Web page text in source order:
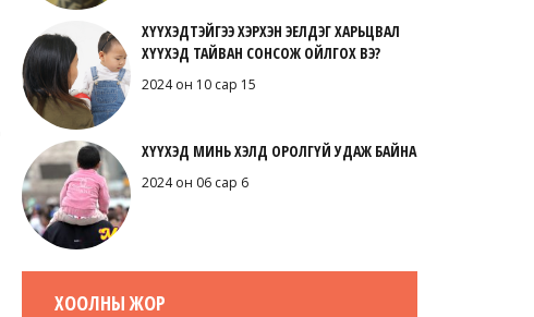
ХҮҮХЭДТЭЙГЭЭ ХЭРХЭН ЭЕЛДЭГ ХАРЬЦВАЛ
ХҮҮХЭД ТАЙВАН СОНСОЖ ОЙЛГОХ ВЭ?
2024 он 10 сар 15
ХҮҮХЭД МИНЬ ХЭЛД ОРОЛГҮЙ УДАЖ БАЙНА
2024 он 06 сар 6
ХООЛНЫ ЖОР